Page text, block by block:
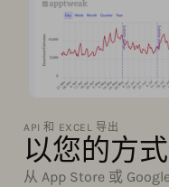
API 和 EXCEL 导出
以您的方
从 App Store 或